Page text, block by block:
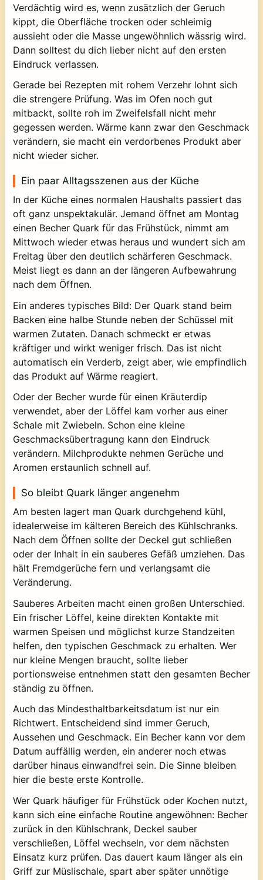
Verdächtig wird es, wenn zusätzlich der Geruch
kippt, die Oberfläche trocken oder schleimig
aussieht oder die Masse ungewöhnlich wässrig wird.
Dann solltest du dich lieber nicht auf den ersten
Eindruck verlassen.
Gerade bei Rezepten mit rohem Verzehr lohnt sich
die strengere Prüfung. Was im Ofen noch gut
mitbackt, sollte roh im Zweifelsfall nicht mehr
gegessen werden. Wärme kann zwar den Geschmack
verändern, sie macht ein verdorbenes Produkt aber
nicht wieder sicher.
Ein paar Alltagsszenen aus der Küche
In der Küche eines normalen Haushalts passiert das
oft ganz unspektakulär. Jemand öffnet am Montag
einen Becher Quark für das Frühstück, nimmt am
Mittwoch wieder etwas heraus und wundert sich am
Freitag über den deutlich schärferen Geschmack.
Meist liegt es dann an der längeren Aufbewahrung
nach dem Öffnen.
Ein anderes typisches Bild: Der Quark stand beim
Backen eine halbe Stunde neben der Schüssel mit
warmen Zutaten. Danach schmeckt er etwas
kräftiger und wirkt weniger frisch. Das ist nicht
automatisch ein Verderb, zeigt aber, wie empfindlich
das Produkt auf Wärme reagiert.
Oder der Becher wurde für einen Kräuterdip
verwendet, aber der Löffel kam vorher aus einer
Schale mit Zwiebeln. Schon eine kleine
Geschmacksübertragung kann den Eindruck
verändern. Milchprodukte nehmen Gerüche und
Aromen erstaunlich schnell auf.
So bleibt Quark länger angenehm
Am besten lagert man Quark durchgehend kühl,
idealerweise im kälteren Bereich des Kühlschranks.
Nach dem Öffnen sollte der Deckel gut schließen
oder der Inhalt in ein sauberes Gefäß umziehen. Das
hält Fremdgerüche fern und verlangsamt die
Veränderung.
Sauberes Arbeiten macht einen großen Unterschied.
Ein frischer Löffel, keine direkten Kontakte mit
warmen Speisen und möglichst kurze Standzeiten
helfen, den typischen Geschmack zu erhalten. Wer
nur kleine Mengen braucht, sollte lieber
portionsweise entnehmen statt den gesamten Becher
ständig zu öffnen.
Auch das Mindesthaltbarkeitsdatum ist nur ein
Richtwert. Entscheidend sind immer Geruch,
Aussehen und Geschmack. Ein Becher kann vor dem
Datum auffällig werden, ein anderer noch etwas
darüber hinaus einwandfrei sein. Die Sinne bleiben
hier die beste erste Kontrolle.
Wer Quark häufiger für Frühstück oder Kochen nutzt,
kann sich eine einfache Routine angewöhnen: Becher
zurück in den Kühlschrank, Deckel sauber
verschließen, Löffel wechseln, vor dem nächsten
Einsatz kurz prüfen. Das dauert kaum länger als ein
Griff zur Müslischale, spart aber später unnötige